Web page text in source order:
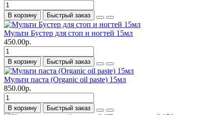
В корзину Быстрый заказ
Мульти Бустер для стоп и ногтей 15мл
450.00р.
В корзину Быстрый заказ
Мульти паста (Organic oil paste) 15мл
850.00р.
В корзину Быстрый заказ